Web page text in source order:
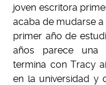
joven escritora
acaba de mudarse
primer año de
años parece una
termina con Tracy
en la universidad y